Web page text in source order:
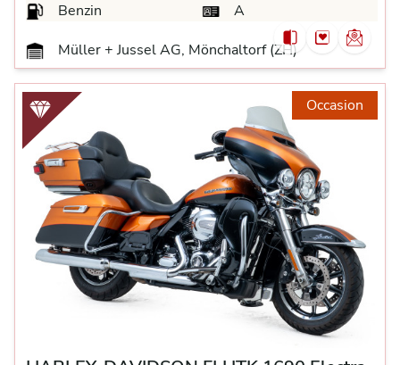
Benzin
A
Müller + Jussel AG, Mönchaltorf (ZH)
Occasion